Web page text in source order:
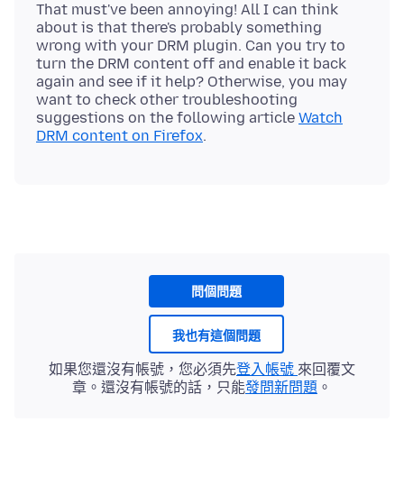
That must've been annoying! All I can think
about is that there's probably something
wrong with your DRM plugin. Can you try to
turn the DRM content off and enable it back
again and see if it help? Otherwise, you may
want to check other troubleshooting
suggestions on the following article Watch
DRM content on Firefox
問個問題
我也有這個問題
如果您還沒有帳號，您必須先登入帳號 來回覆文
章。還沒有帳號的話，只能發問新問題 。